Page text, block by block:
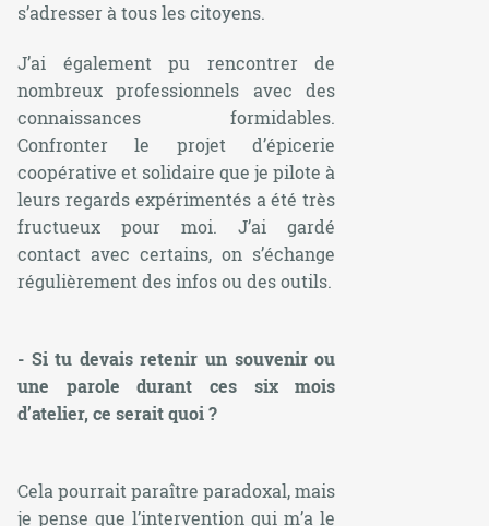
s’adresser à tous les citoyens.
J’ai également pu rencontrer de
nombreux professionnels avec des
connaissances formidables.
Confronter le projet d’épicerie
coopérative et solidaire que je pilote à
leurs regards expérimentés a été très
fructueux pour moi. J’ai gardé
contact avec certains, on s’échange
régulièrement des infos ou des outils.
- Si tu devais retenir un souvenir ou
une parole durant ces six mois
d’atelier, ce serait quoi ?
Cela pourrait paraître paradoxal, mais
je pense que l’intervention qui m’a le